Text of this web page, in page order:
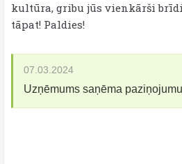
kultūra, gribu jūs vienkārši
tāpat! Paldies!
07.03.2024
Uzņēmums saņēma